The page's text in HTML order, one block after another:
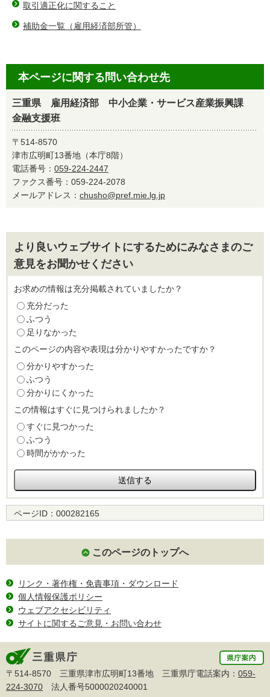
取引適正化に関すること
補助金一覧（雇用経済部所管）
本ページに関する問い合わせ先
三重県 雇用経済部 中小企業・サービス産業振興課
金融支援班
〒514-8570
津市広明町13番地（本庁8階）
電話番号： 059-224-2447
ファクス番号：059-224-2078
メールアドレス： chusho@pref.mie.lg.jp
より良いウェブサイトにするためにみなさまのご
意見をお聞かせください
お求めの情報は充分掲載されていましたか？
充分だった
ふつう
足りなかった
このページの内容や表現は分かりやすかったですか？
分かりやすかった
ふつう
分かりにくかった
この情報はすぐに見つけられましたか？
すぐに見つかった
ふつう
時間がかかった
ページID： 000282165
このページのトップへ
リンク・著作権・免責事項・ダウンロード
個人情報保護ポリシー
ウェブアクセシビリティ
サイトに関するご意見・お問い合わせ
〒514-8570 三重県津市広明町13番地 三重県庁電話案内： 059-
224-3070 法人番号5000020240001